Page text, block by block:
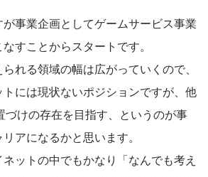
事業企画としてゲームサービス事業
すことからスタートです。
れる領域の幅は広がっていくので、
には現状ないポジションですが、他
づけの存在を目指す、というのが事
アになるかと思います。
ットの中でもかなり「なんでも考え